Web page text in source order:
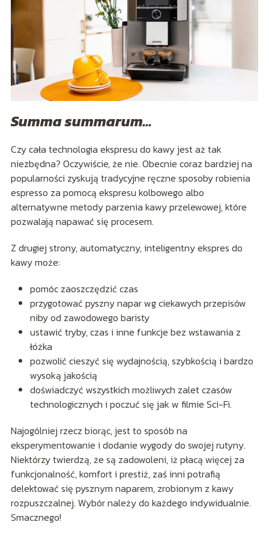
Summa summarum…
Czy cała technologia ekspresu do kawy jest aż tak
niezbędna? Oczywiście, że nie. Obecnie coraz bardziej na
popularności zyskują tradycyjne ręczne sposoby robienia
espresso za pomocą ekspresu kolbowego albo
alternatywne metody parzenia kawy przelewowej, które
pozwalają napawać się procesem.
Z drugiej strony, automatyczny, inteligentny ekspres do
kawy może:
pomóc zaoszczędzić czas
przygotować pyszny napar wg ciekawych przepisów
niby od zawodowego baristy
ustawić tryby, czas i inne funkcje bez wstawania z
łóżka
pozwolić cieszyć się wydajnością, szybkością i bardzo
wysoką jakością
doświadczyć wszystkich możliwych zalet czasów
technologicznych i poczuć się jak w filmie Sci-Fi.
Najogólniej rzecz biorąc, jest to sposób na
eksperymentowanie i dodanie wygody do swojej rutyny.
Niektórzy twierdzą, że są zadowoleni, iż płacą więcej za
funkcjonalność, komfort i prestiż, zaś inni potrafią
delektować się pysznym naparem, zrobionym z kawy
rozpuszczalnej. Wybór należy do każdego indywidualnie.
Smacznego!